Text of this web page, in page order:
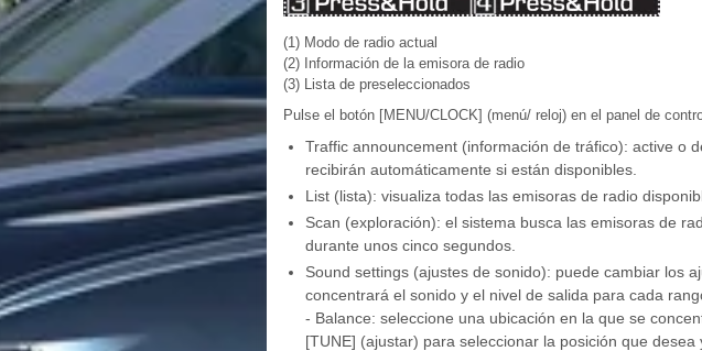
(1) Modo de radio actual
(2) Información de la emisora de radio
(3) Lista de preseleccionados
Pulse el botón [MENU/CLOCK] (menú/ reloj) en el panel de
Traffic announcement (información de tráfico): active o
recibirán automáticamente si están disponibles.
List (lista): visualiza todas las emisoras de radio
Scan (exploración): el sistema busca las emisoras de
durante unos cinco segundos.
Sound settings (ajustes de sonido): puede cambiar los
concentrará el sonido y el nivel de salida para cada
- Balance: seleccione una ubicación en la que se
[TUNE] (ajustar) para seleccionar la posición que